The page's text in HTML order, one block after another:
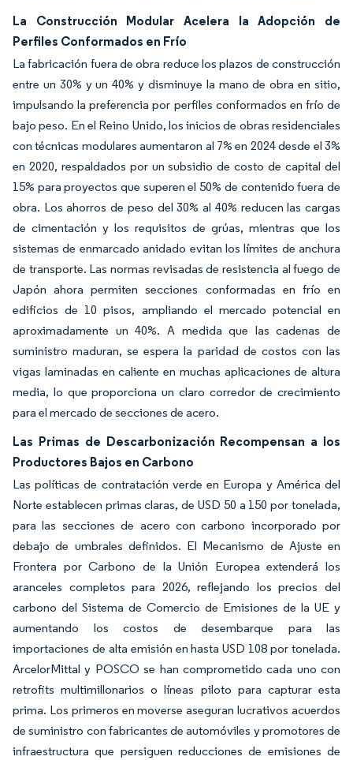
La Construcción Modular Acelera la Adopción de
Perfiles Conformados en Frío
La fabricación fuera de obra reduce los plazos de construcción
entre un 30% y un 40% y disminuye la mano de obra en sitio,
impulsando la preferencia por perfiles conformados en frío de
bajo peso. En el Reino Unido, los inicios de obras residenciales
con técnicas modulares aumentaron al 7% en 2024 desde el 3%
en 2020, respaldados por un subsidio de costo de capital del
15% para proyectos que superen el 50% de contenido fuera de
obra. Los ahorros de peso del 30% al 40% reducen las cargas
de cimentación y los requisitos de grúas, mientras que los
sistemas de enmarcado anidado evitan los límites de anchura
de transporte. Las normas revisadas de resistencia al fuego de
Japón ahora permiten secciones conformadas en frío en
edificios de 10 pisos, ampliando el mercado potencial en
aproximadamente un 40%. A medida que las cadenas de
suministro maduran, se espera la paridad de costos con las
vigas laminadas en caliente en muchas aplicaciones de altura
media, lo que proporciona un claro corredor de crecimiento
para el mercado de secciones de acero.
Las Primas de Descarbonización Recompensan a los
Productores Bajos en Carbono
Las políticas de contratación verde en Europa y América del
Norte establecen primas claras, de USD 50 a 150 por tonelada,
para las secciones de acero con carbono incorporado por
debajo de umbrales definidos. El Mecanismo de Ajuste en
Frontera por Carbono de la Unión Europea extenderá los
aranceles completos para 2026, reflejando los precios del
carbono del Sistema de Comercio de Emisiones de la UE y
aumentando los costos de desembarque para las
importaciones de alta emisión en hasta USD 108 por tonelada.
ArcelorMittal y POSCO se han comprometido cada uno con
retrofits multimillonarios o líneas piloto para capturar esta
prima. Los primeros en moverse aseguran lucrativos acuerdos
de suministro con fabricantes de automóviles y promotores de
infraestructura que persiguen reducciones de emisiones de